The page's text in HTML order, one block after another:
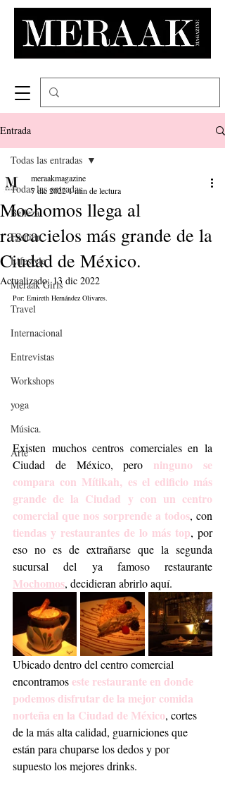
Entrada
Todas las entradas
Belleza
Fashion
Lifestyle
Meraak Girls
Travel
Internacional
Entrevistas
Workshops
yoga
Música.
Arte
Todas las entradas
Mochomos llega al
rascacielos más grande de la
Ciudad de México.
meraakmagazine
7 dic 20221 min de lectura
Actualizado:13 dic 2022
Por: Emireth Hernández Olivares.
Existen muchos centros comerciales en la
Ciudad de México, pero ninguno se
compara con Mítikah, es el edificio más
grande de la Ciudad y con un centro
comercial que nos sorprende a todos
tiendas y restaurantes de lo más top, por
eso no es de extrañarse que la segunda
Mochomos, decidieran abrirlo aquí.
Ubicado dentro del centro comercial
encontramos este restaurante en donde
podemos disfrutar de la mejor comida
norteña en la Ciudad de México, cortes
de la más alta calidad, guarniciones que
están para chuparse los dedos y por
supuesto los mejores drinks.